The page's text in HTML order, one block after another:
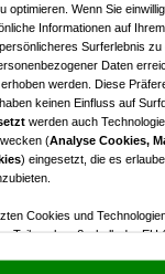
war von 5. bis 7.
Senioren
- der
aus
das Turnier in
optimieren. Wenn Sie
Informationen auf
Surferlebnis
Daten
werden. Diese
keinen Einfluss auf
werden auch
(Analyse Cookies,
) eingesetzt, die es
Cookies und
Teil auch außerhalb der EU